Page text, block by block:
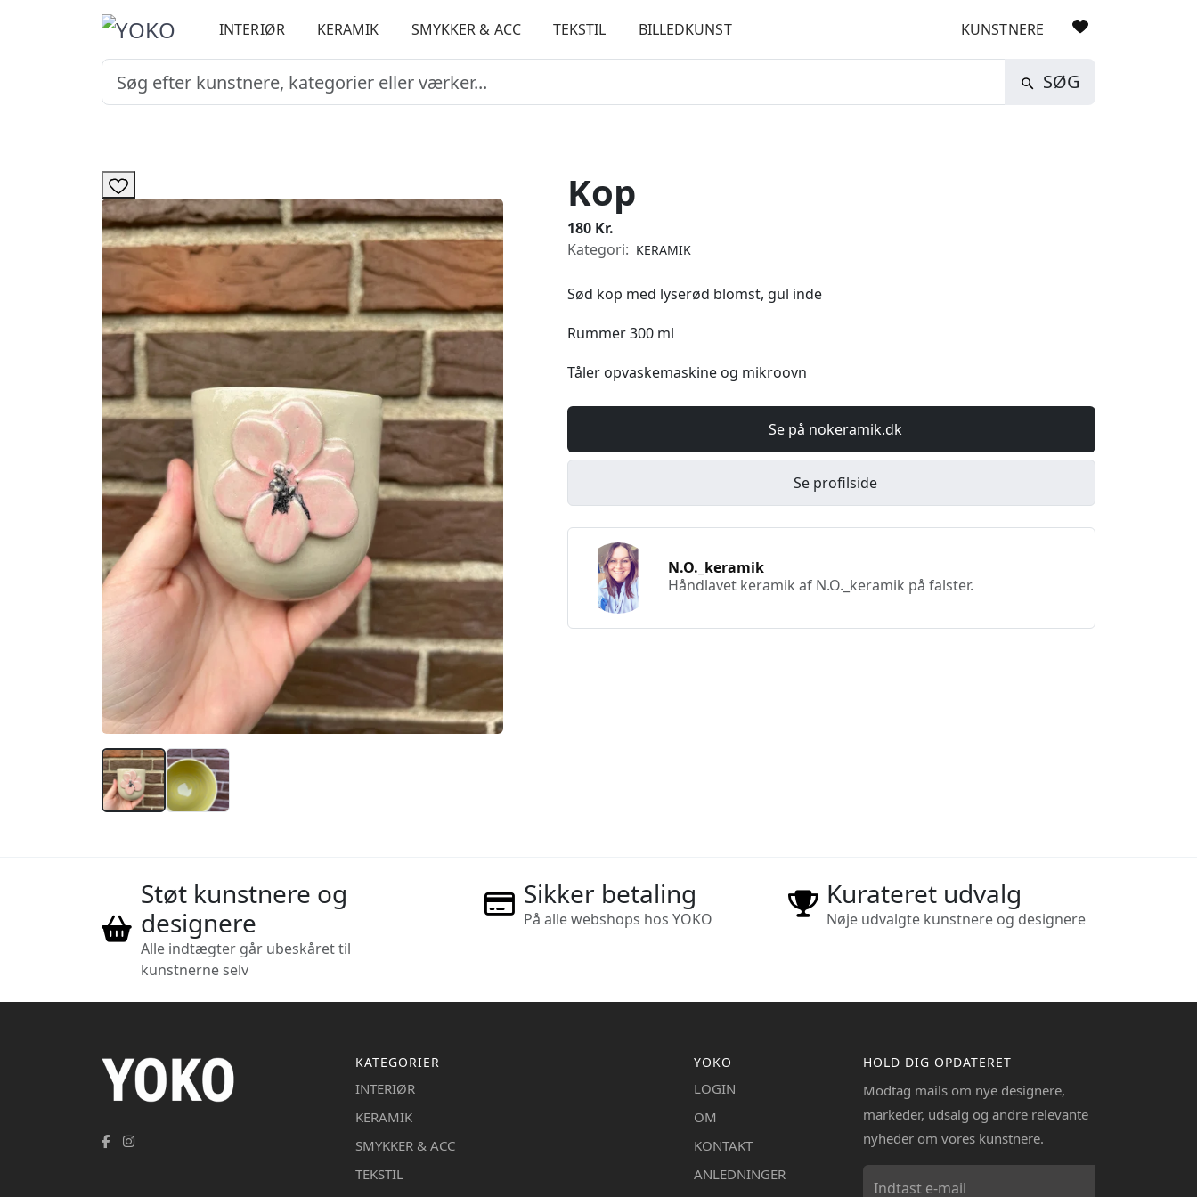
INTERIØR KERAMIK SMYKKER & ACC TEKSTIL BILLEDKUNST KUNSTNERE
SØG
Kop
180 Kr.
Kategori: KERAMIK
Sød kop med lyserød blomst, gul inde
Rummer 300 ml
Tåler opvaskemaskine og mikroovn
Se på nokeramik.dk
Se profilside
N.O._keramik
Håndlavet keramik af N.O._keramik på falster.
Støt kunstnere og
designere
Alle indtægter går ubeskåret til
kunstnerne selv
Sikker betaling
På alle webshops hos YOKO
Kurateret udvalg
Nøje udvalgte kunstnere og designere
KATEGORIER
INTERIØR
KERAMIK
SMYKKER & ACC
TEKSTIL
YOKO
LOGIN
OM
KONTAKT
ANLEDNINGER
HOLD DIG OPDATERET
Modtag mails om nye designere,
markeder, udsalg og andre relevante
nyheder om vores kunstnere.